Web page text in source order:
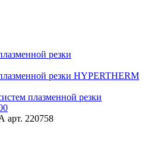
резки
резки HYPERTHERM
плазменной резки
арт. 220758